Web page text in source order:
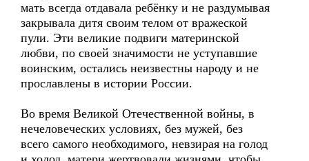
мать всегда отдавала ребёнку и не раздумывая
закрывала дитя своим телом от вражеской
пули. Эти великие подвиги материнской
любви, по своей значимости не уступавшие
воинским, остались неизвестны народу и не
прославлены в истории России.
Во время Великой Отечественной войны, в
нечеловеческих условиях, без мужей, без
всего самого необходимого, невзирая на голод